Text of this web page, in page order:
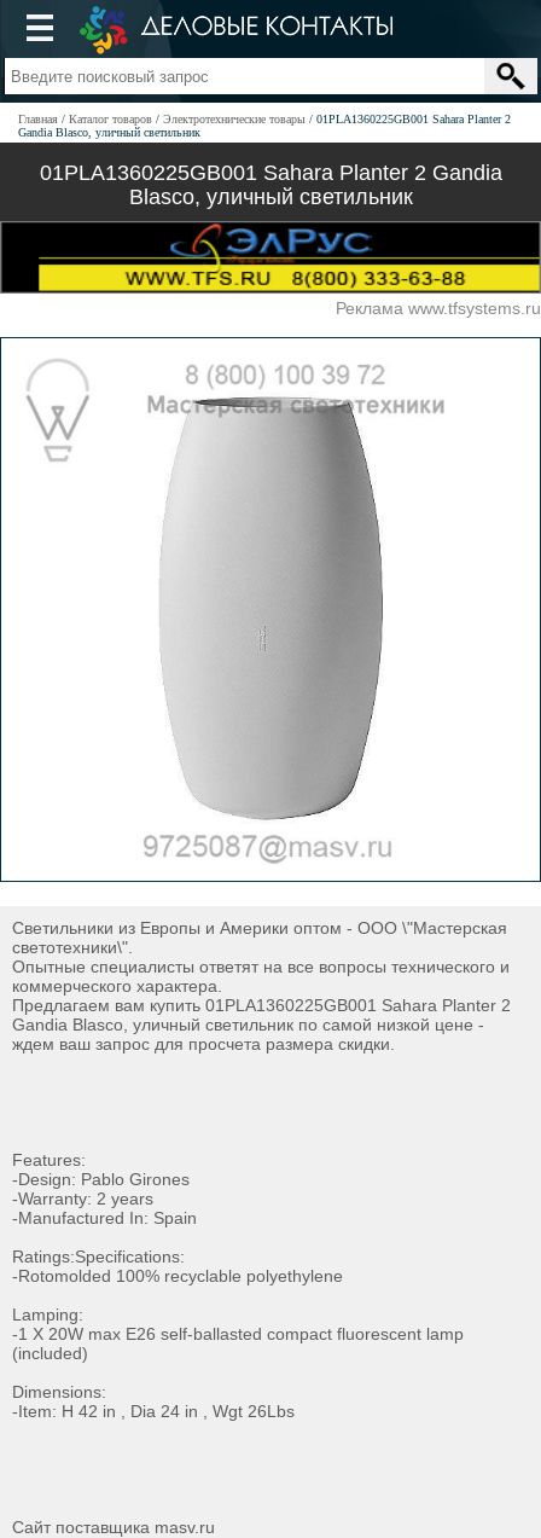
Главная Каталог товаров Электротехнические товары
01PLA1360225GB001 Sahara Planter 2
Gandia Blasco, уличный светильник
01PLA1360225GB001 Sahara Planter 2 Gandia
Blasco, уличный светильник
Реклама www.tfsystems.ru
Светильники из Европы и Америки оптом - ООО \"Мастерская
светотехники\".
Опытные специалисты ответят на все вопросы технического и
коммерческого характера.
Предлагаем вам купить 01PLA1360225GB001 Sahara Planter 2
Gandia Blasco, уличный светильник по самой низкой цене -
ждем ваш запрос для просчета размера скидки.
Features:
-Design: Pablo Girones
-Warranty: 2 years
-Manufactured In: Spain
Ratings:Specifications:
-Rotomolded 100% recyclable polyethylene
Lamping:
-1 X 20W max E26 self-ballasted compact fluorescent lamp
(included)
Dimensions:
-Item: H 42 in , Dia 24 in , Wgt 26Lbs
Сайт поставщика masv.ru